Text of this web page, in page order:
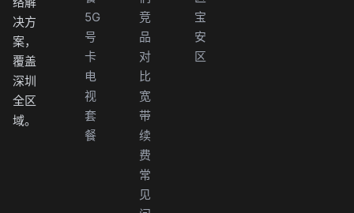
决方
案，
覆盖
深圳
全区
域。
5G
号
卡
电
视
套
餐
竞
品
对
比
宽
带
续
费
常
见
宝
安
区